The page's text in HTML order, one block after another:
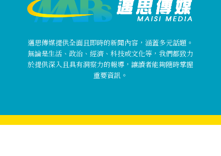
邁思傳媒提供全面且即時的新聞內容，涵蓋多元話題。
無論是生活、政治、經濟、科技或文化等，我們都致力
於提供深入且具有洞察力的報導，讓讀者能夠隨時掌握
重要資訊。